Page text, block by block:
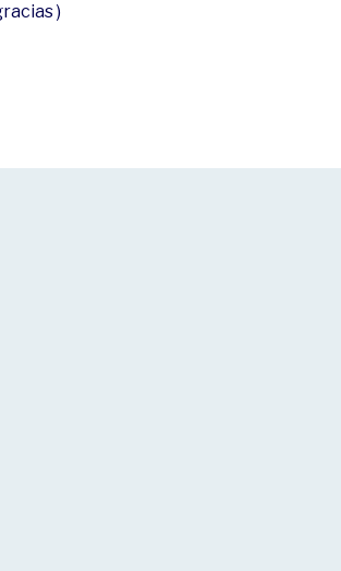
)